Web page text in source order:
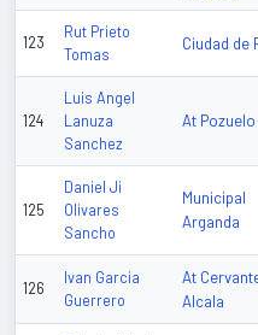
123
Rut Prieto
Tomas
Ciudad de
124
Luis Angel
Lanuza
Sanchez
At Pozuelo
125
Daniel Ji
Olivares
Sancho
Municipal
Arganda
126
Ivan Garcia
Guerrero
At
Alcala